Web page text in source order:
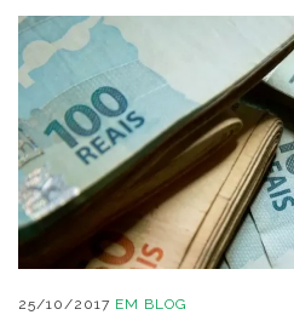
25/10/2017 EM BLOG